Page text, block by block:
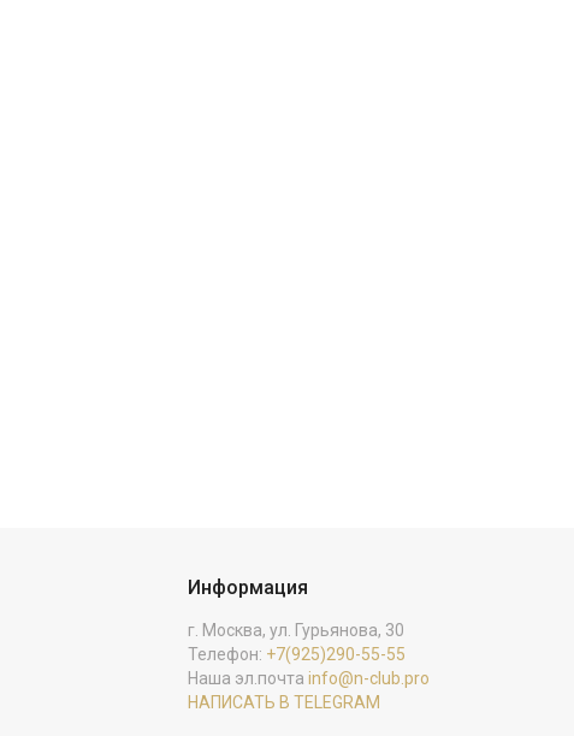
Информация
г. Москва, ул. Гурьянова, 30
Телефон: +7(925)290-55-55
Наша эл.почта info@n-club.pro
НАПИСАТЬ В TELEGRAM